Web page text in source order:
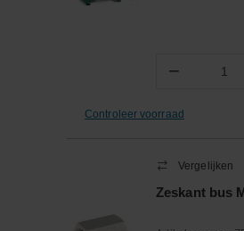
− Aantal
Controleer voorraad
Vergelijken
Zeskant bus